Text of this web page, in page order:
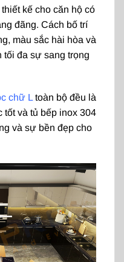
kế cho căn hộ có
đãng. Cách bố trí
màu sắc hài hòa và
tối đa sự sang trọng
chữ L toàn bộ đều là
tốt và tủ bếp inox 304
và sự bền đẹp cho